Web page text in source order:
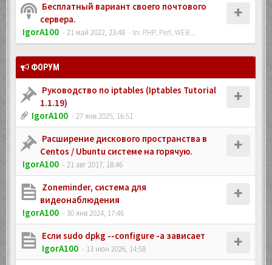
Бесплатный вариант своего почтового
сервера.
IgorA100 - 21 май 2022, 23:48 - In: PHP, Perl, WEB...
ФОРУМ
Руководство по iptables (Iptables Tutorial
1.1.19)
IgorA100 - 27 янв 2025, 16:51
Расширение дискового пространства в
Centos / Ubuntu системе на горячую.
IgorA100 - 21 авг 2017, 18:46
Zoneminder, система для
видеонаблюдения
IgorA100 - 30 янв 2024, 17:46
Если sudo dpkg --configure -a зависает
IgorA100 - 13 июн 2026, 14:58